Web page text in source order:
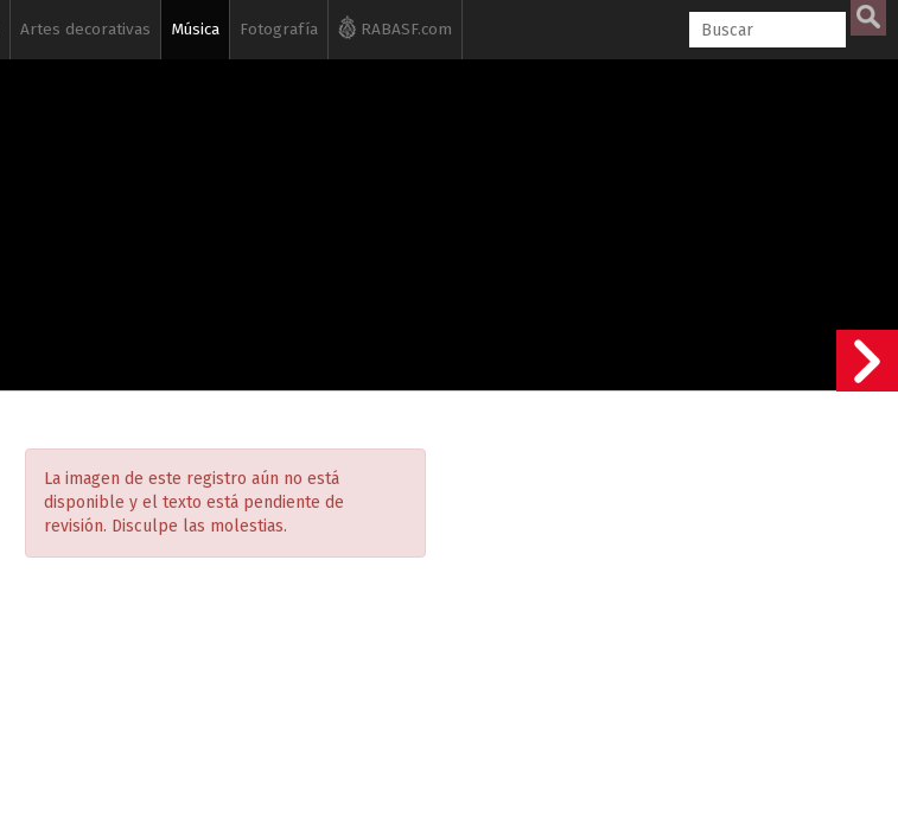
Artes decorativas Música Fotografía RABASF.com
La imagen de este registro aún no está
disponible y el texto está pendiente de
revisión. Disculpe las molestias.